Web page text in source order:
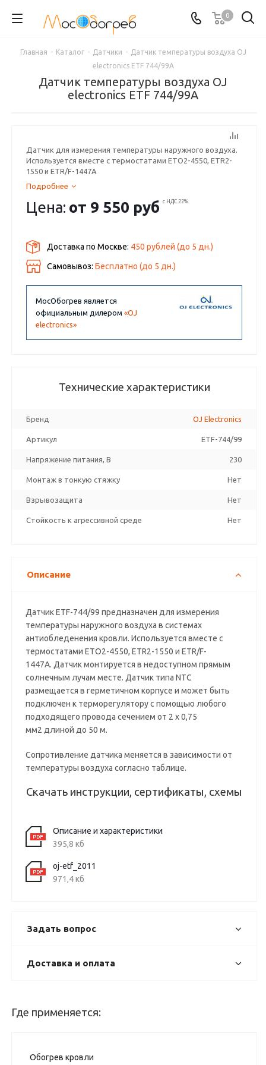
0
Главная - Каталог - Датчики - Датчик температуры воздуха OJ
electronics ETF 744/99A
Датчик температуры воздуха OJ
electronics ETF 744/99A
Датчик для измерения температуры наружного воздуха.
Используется вместе с термостатами ETO2-4550, ETR2-
1550 и ETR/F-1447A
Подробнее
Цена: от 9 550 руб с НДС 22%
Доставка по Москве: 450 рублей (до 5 дн.)
Самовывоз:Бесплатно (до 5 дн.)
МосОбогрев является
официальным дилером«OJ
electronics»
Технические характеристики
Бренд OJ Electronics
Артикул ETF-744/99
Напряжение питания, В 230
Монтаж в тонкую стяжку Нет
Взрывозащита Нет
Стойкость к агрессивной среде Нет
Описание
Датчик ETF-744/99 предназначен для измерения
температуры наружного воздуха в системах
антиобледенения кровли. Используется вместе с
термостатами ETO2-4550, ETR2-1550 и ETR/F-
1447A. Датчик монтируется в недоступном прямым
солнечным лучам месте. Датчик типа NTC
размещается в герметичном корпусе и может быть
подключен к терморегулятору с помощью любого
подходящего провода сечением от 2 х 0,75
мм2 длиной до 50 м.
Сопротивление датчика меняется в зависимости от
температуры воздуха согласно таблице.
Скачать инструкции, сертификаты, схемы
Описание и характеристики
395,8 кб
oj-etf_2011
971,4 кб
Задать вопрос
Доставка и оплата
Где применяется:
Обогрев кровли